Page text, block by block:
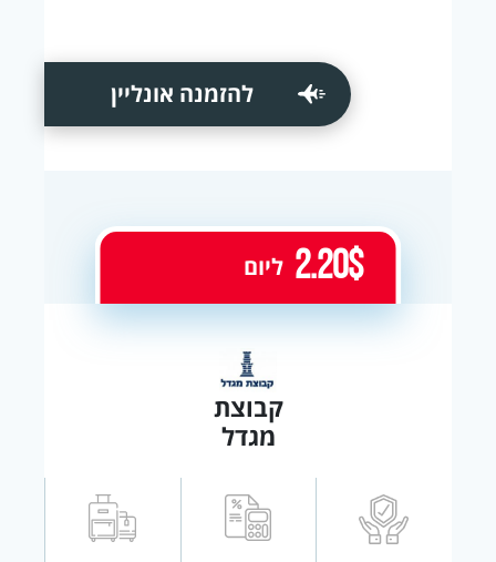
להזמנה אונליין
קבוצת
מגדל
2.20$ ליום